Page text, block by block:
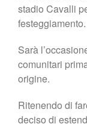
stadio Cavalli
festeggiamento.
Sarà
comunitari
origine.
Ritenendo di
deciso di